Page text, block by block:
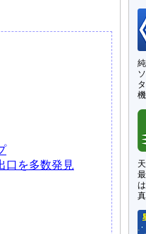
口を多数発見